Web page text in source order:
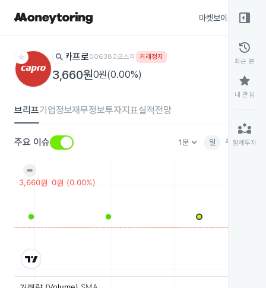
마켓보이스
star search 카프로006380코스피 거래정지
3,660원0원(0.00%)
브리프기업정보재무정보투자지표실적전망
주요 이슈 1분keyboard_arrow_down 일 주 월
right_panel_open
history
최근 본
star
내 관심
partner_exchange
함께투자